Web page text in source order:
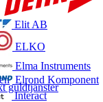
Elit AB
ELKO
Elma Instruments
Elrond Komponent
Interact
guldtjänster